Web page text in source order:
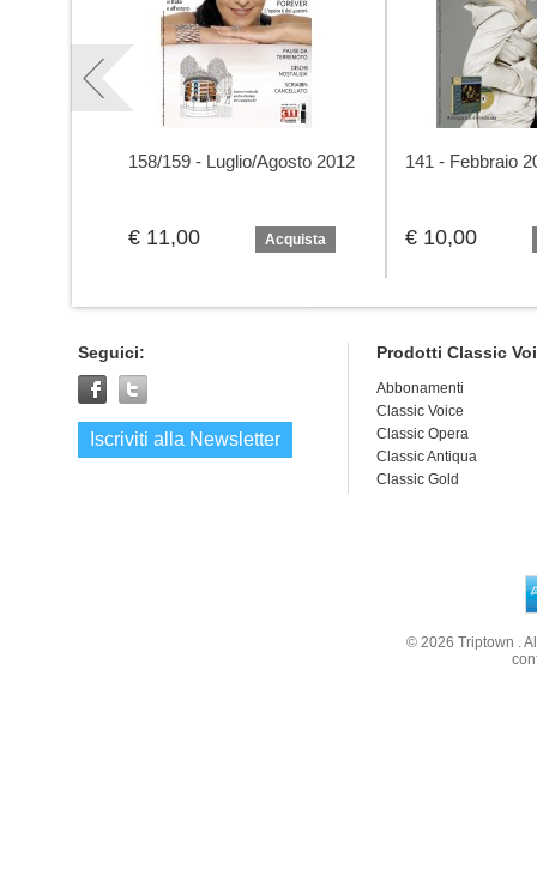
158/159 - Luglio/Agosto 2012
€ 11,00 Acquista
141 - Febbraio
€ 10,00
Seguici:
Iscriviti alla Newsletter
Prodotti Classic
Abbonamenti
Classic Voice
Classic Opera
Classic Antiqua
Classic Gold
© 2026Triptown .